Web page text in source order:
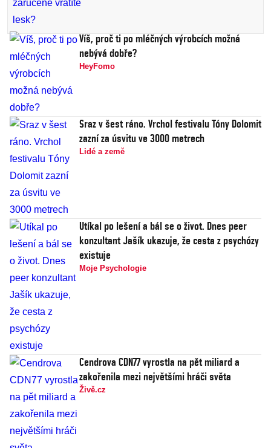
Víš, proč ti po mléčných výrobcích možná
nebývá dobře?
HeyFomo
Sraz v šest ráno. Vrchol festivalu Tóny Dolomit
zazní za úsvitu ve 3000 metrech
Lidé a země
Utíkal po lešení a bál se o život. Dnes peer
konzultant Jašík ukazuje, že cesta z psychózy
existuje
Moje Psychologie
Cendrova CDN77 vyrostla na pět miliard a
zakořenila mezi největšími hráči světa
Živě.cz